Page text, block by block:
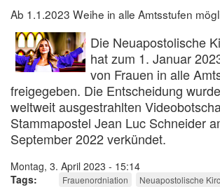
Ab 1.1.2023 Weihe in alle Amtsstufen
Die Neuapostolische
hat zum 1. Januar
von Frauen in alle
freigegeben. Die Entscheidung
weltweit ausgestrahlten
Stammapostel Jean Luc Schneider
September 2022 verkündet.
Montag, 3. April 2023 - 15:14
Tags
Frauenordniation Neuapostolische